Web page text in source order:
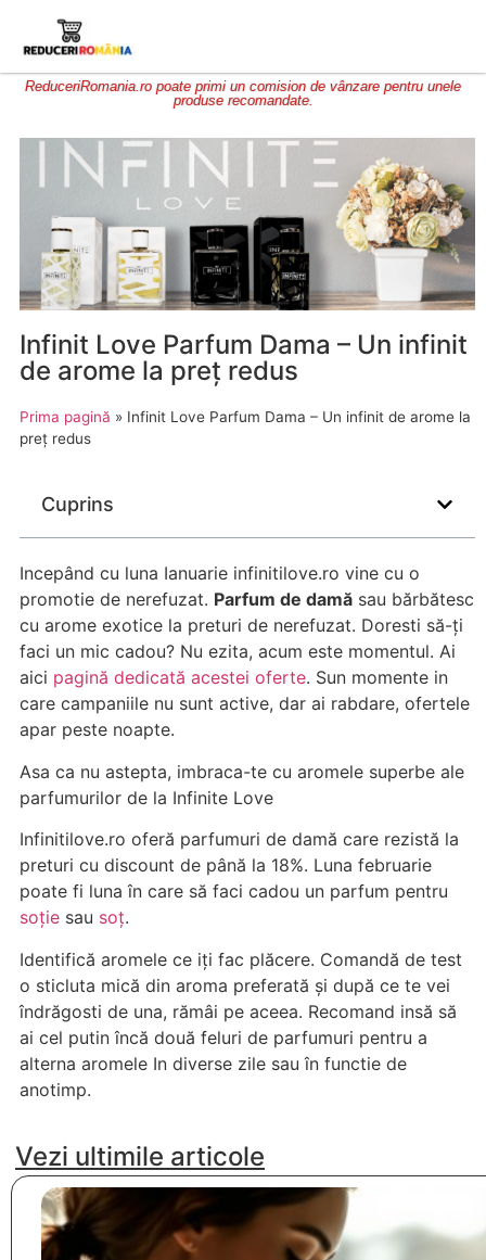
ReduceriRomania.ro poate primi un comision de vânzare pentru unele
produse recomandate.
Infinit Love Parfum Dama – Un infinit
de arome la preț redus
Prima pagină » Infinit Love Parfum Dama – Un infinit de arome la
preț redus
Cuprins
Incepând cu luna Ianuarie infinitilove.ro vine cu o
promotie de nerefuzat. Parfum de damă sau bărbătesc
cu arome exotice la preturi de nerefuzat. Doresti să-ți
faci un mic cadou? Nu ezita, acum este momentul. Ai
aici pagină dedicată acestei oferte. Sun momente in
care campaniile nu sunt active, dar ai rabdare, ofertele
apar peste noapte.
Asa ca nu astepta, imbraca-te cu aromele superbe ale
parfumurilor de la Infinite Love
Infinitilove.ro oferă parfumuri de damă care rezistă la
preturi cu discount de până la 18%. Luna februarie
poate fi luna în care să faci cadou un parfum pentru
soție sau soț.
Identifică aromele ce iți fac plăcere. Comandă de test
o sticluta mică din aroma preferată și după ce te vei
îndrăgosti de una, rămâi pe aceea. Recomand insă să
ai cel putin încă două feluri de parfumuri pentru a
alterna aromele In diverse zile sau în functie de
anotimp.
Vezi ultimile articole